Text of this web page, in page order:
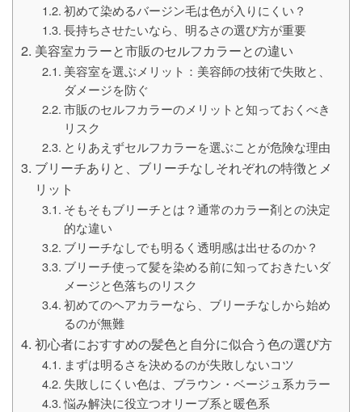
初めて染めるバージン毛は色が入りにくい？
長持ちさせたいなら、明るさの選び方が重要
美容室カラーと市販のセルフカラーとの違い
美容室を選ぶメリット：美容師の技術で失敗と、
ダメージを防ぐ
市販のセルフカラーのメリットと知っておくべき
リスク
とりあえずセルフカラーを選ぶことが危険な理由
ブリーチありと、ブリーチなしそれぞれの特徴とメ
リット
そもそもブリーチとは？通常のカラー剤との決定
的な違い
ブリーチなしでも明るく透明感は出せるのか？
ブリーチ使って髪を染める前に知っておきたいダ
メージと色落ちのリスク
初めてのヘアカラーなら、ブリーチなしから始め
るのが無難
初心者におすすめの髪色と自分に似合う色の選び方
まずは明るさを決めるのが失敗しないコツ
失敗しにくい色は、ブラウン・ベージュ系カラー
悩み解決に役立つオリーブ系と暖色系